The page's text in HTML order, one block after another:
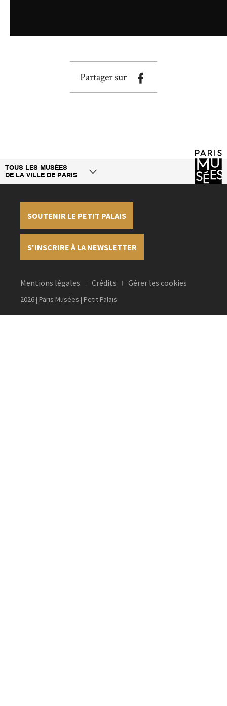
Partager sur
TOUS LES MUSÉES
DE LA VILLE DE PARIS
SOUTENIR LE PETIT PALAIS
S'INSCRIRE À LA NEWSLETTER
Mentions légales Crédits Gérer les cookies
2026 | Paris Musées | Petit Palais